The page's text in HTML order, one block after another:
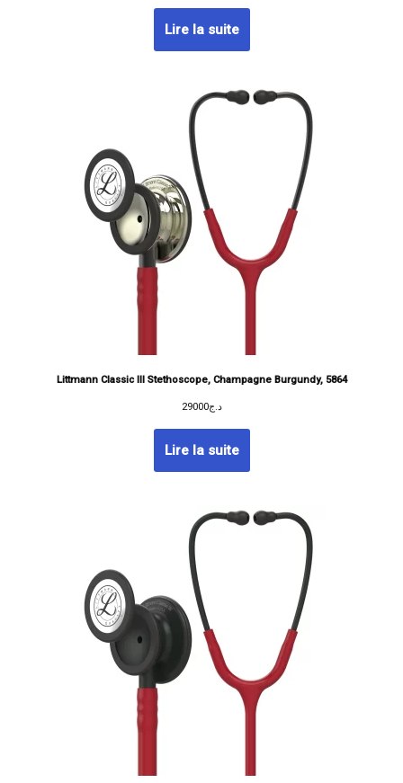
Lire la suite
Littmann Classic III Stethoscope, Champagne Burgundy, 5864
د.ج29000
Lire la suite